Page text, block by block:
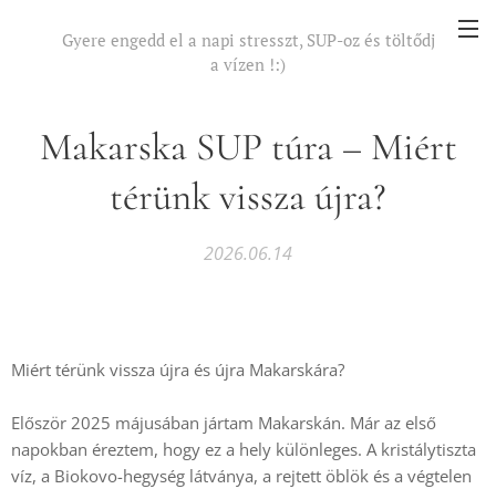
Gyere engedd el a napi stresszt, SUP-oz és töltődj
a vízen !:)
Makarska SUP túra – Miért
térünk vissza újra?
2026.06.14
Miért térünk vissza újra és újra Makarskára?
Először 2025 májusában jártam Makarskán. Már az első
napokban éreztem, hogy ez a hely különleges. A kristálytiszta
víz, a Biokovo-hegység látványa, a rejtett öblök és a végtelen